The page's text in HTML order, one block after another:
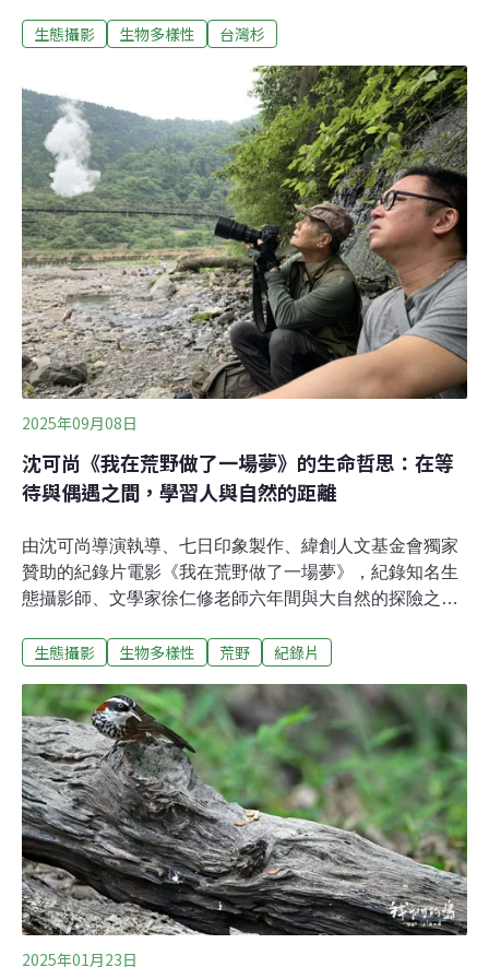
生物多樣性守護計畫特展開幕式。展覽以台灣最高樹的等
品，展現更多山岳風景與野生動物的樣貌。期待透過觀
展，重新思考人與自然的關係。「找樹的人」次次挺進深
山 貼近巨木並理解巨木面對全球氣候變遷與生物多樣性流
失，自然環資舉辦《樹說島語・森命相連 —— 1 Tree 1
World》策展，結合展覽與行動，期待從一棵樹開始聽見
整座島嶼的聲音。展場透過生態影像作品、環境信託工作
與保育成果的展示，讓大眾理解並思考自然人與自然的關
係。6日自然環資舉辦開幕式，自然環資董事長陳瑞賓表
示，「台灣是一座島嶼，也是一張生命彼此交織的網絡。
我們與野生動植物相鄰而居，唯有守護土
生態攝影 生物多樣性 台灣杉
2025年09月08日
沈可尚《我在荒野做了一場夢》的生命哲思：在等
待與偶遇之間，學習人與自然的距離
由沈可尚導演執導、七日印象製作、緯創人文基金會獨家
贊助的紀錄片電影《我在荒野做了一場夢》，紀錄知名生
態攝影師、文學家徐仁修老師六年間與大自然的探險之
錄壯麗風景，也不斷警示生態消亡。2019年的一場手術，
凝結徐仁修的凝視與執著。沈可尚說，這部片讓他學會
「浪費時間」：在漫長等待與偶然相遇之間，體會人與自
然的真正距離。 「我一直嚮往那些一生只做一件事的
人。」《我在荒野做了一場夢》不是典型的生態紀錄片。
導演沈可尚說，他與團隊一路在拍攝中拋開既定想像，轉
而尋找一種更貼近生命狀態的觀看方式——「怎麼拍，才
最適合這個人、這段歷程，最後還能讓觀眾確實感到被觸
動。」一切緣起於製片王師的一通電話。王師留意到徐仁
修《台灣最後的荒野》攝影集引發的回響，便邀沈可尚談
談拍攝的可能性。沈可尚憶述第一次和徐仁修見面時，對
生態攝影 生物多樣性 荒野 紀錄片
2025年01月23日